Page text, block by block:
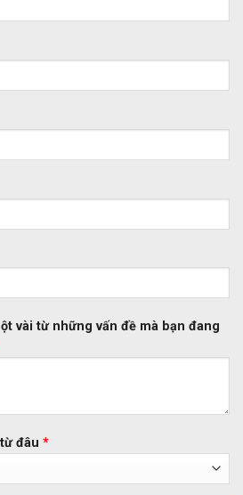
vài từ những vấn đề mà bạn đang
đâu *